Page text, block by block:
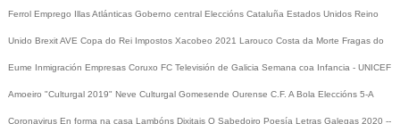
Ferrol Emprego Illas Atlánticas Goberno central Eleccións Cataluña Estados Unidos Reino
Unido BrexitAVE Copa do Rei Impostos Xacobeo 2021 Larouco Costa da Morte Fragas do
Eume Inmigración Empresas Coruxo FC Televisión de Galicia Semana coa Infancia - UNICEF
Amoeiro "Culturgal 2019" Neve Culturgal Gomesende Ourense C.F. A Bola Eleccións 5-A
Coronavirus En forma na casa Lambóns Dixitais O Sabedoiro Poesía Letras Galegas 2020 --